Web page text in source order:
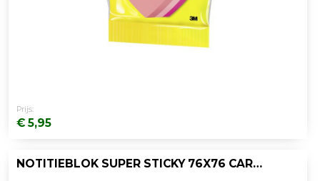
Prijs:
€ 5,95
NOTITIEBLOK SUPER STICKY 76X76 CARN./PK6